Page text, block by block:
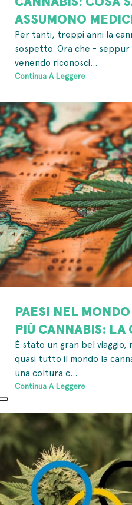
ASSUMONO
Per tanti, troppi anni la
sospetto. Ora che -
venendo riconosci...
Continua A Leggere
PAESI NEL
PIÙ CANNABIS: LA
È stato un gran bel viaggio,
quasi tutto il mondo la
una coltura c...
Continua A Leggere